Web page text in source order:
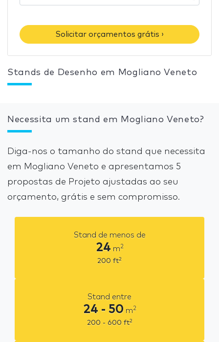
Solicitar orçamentos grátis ›
Stands de Desenho em Mogliano Veneto
Necessita um stand em Mogliano Veneto?
Diga-nos o tamanho do stand que necessita
em Mogliano Veneto e apresentamos 5
propostas de Projeto ajustadas ao seu
orçamento, grátis e sem compromisso.
Stand de menos de
24 m2
200 ft2
Stand entre
24 - 50 m2
200 - 600 ft2